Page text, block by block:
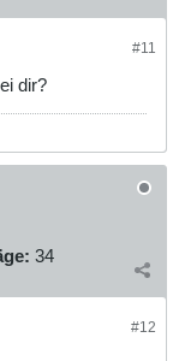
#11
dir?
34
#12